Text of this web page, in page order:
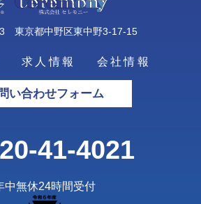
東京都中野区東中野3-17-15
求人情報 会社情報
い合わせフォーム
41-4021
中無休24時間受付